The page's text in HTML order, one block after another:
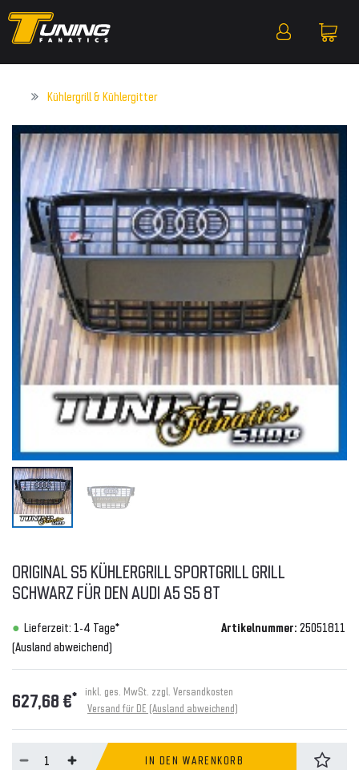
Kühlergrill & Kühlergitter
ORIGINAL S5 KÜHLERGRILL SPORTGRILL GRILL
SCHWARZ FÜR DEN AUDI A5 S5 8T
Lieferzeit: 1-4 Tage*
(Ausland abweichend)
Artikelnummer: 25051811
627,68 €* inkl. ges. MwSt. zzgl. Versandkosten
Versand für DE (Ausland abweichend)
IN DEN WARENKORB